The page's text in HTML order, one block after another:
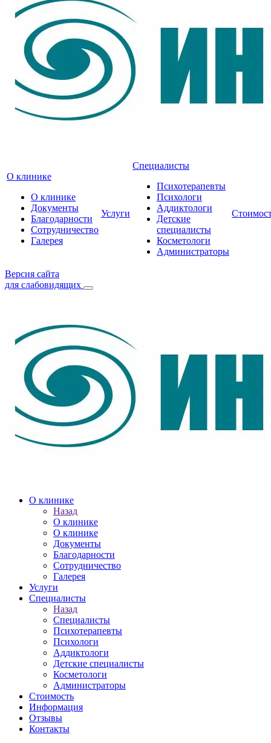
О клинике
О клинике
Документы
Благодарности
Сотрудничество
Галерея
Услуги
Специалисты
Психотерапевты
Психологи
Аддиктологи
Детские
специалисты
Косметологи
Администраторы
Версия сайта
для слабовидящих
О клинике
Назад
О клинике
О клинике
Документы
Благодарности
Сотрудничество
Галерея
Услуги
Специалисты
Назад
Специалисты
Психотерапевты
Психологи
Аддиктологи
Детские специалисты
Косметологи
Администраторы
Стоимость
Информация
Отзывы
Контакты